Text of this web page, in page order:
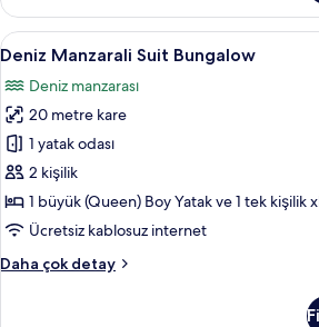
hakkında
daha
fazla
Deniz
Manzarali
Suit
Bungalow
için
tüm
fotoğrafları
görün
Anti
4
Deniz Manzarali Suit Bungalow
Deniz manzarası
20 metre kare
1 yatak odası
2 kişilik
1 büyük (Queen) Boy Yatak ve 1 tek kişilik
Ücretsiz kablosuz internet
Daha çok detay
Deniz